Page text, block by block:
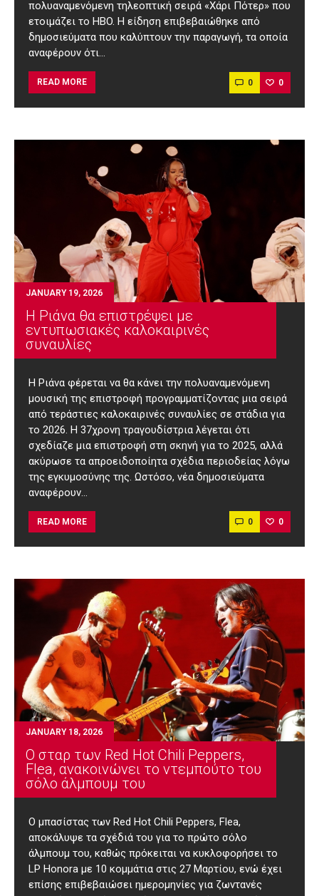
πολυαναμενόμενη τηλεοπτική σειρά «Χάρι Πότερ» που
ετοιμάζει το HBO. Η είδηση επιβεβαιώθηκε από
δημοσιεύματα που καλύπτουν την παραγωγή, τα οποία
αναφέρουν ότι…
READ MORE 0 0
JANUARY 19, 2026
Η Ριάνα θα επιστρέψει με
εντυπωσιακές καλοκαιρινές
συναυλίες
Η Ριάνα φέρεται να θα κάνει την πολυαναμενόμενη
μουσική της επιστροφή προγραμματίζοντας μια σειρά
από τεράστιες καλοκαιρινές συναυλίες σε στάδια για
το 2026. Η 37χρονη τραγουδίστρια λέγεται ότι
σχεδίαζε μια επιστροφή στη σκηνή για το 2025, αλλά
ακύρωσε τα απροειδοποίητα σχέδια περιοδείας λόγω
της εγκυμοσύνης της. Ωστόσο, νέα δημοσιεύματα
αναφέρουν…
READ MORE 0 0
JANUARY 18, 2026
Ο σταρ των Red Hot Chili Peppers,
Flea, ανακοινώνει το ντεμπούτο του
σόλο άλμπουμ του
Ο μπασίστας των Red Hot Chili Peppers, Flea,
αποκάλυψε τα σχέδιά του για το πρώτο σόλο
άλμπουμ του, καθώς πρόκειται να κυκλοφορήσει το
LP Honora με 10 κομμάτια στις 27 Μαρτίου, ενώ έχει
επίσης επιβεβαιώσει ημερομηνίες για ζωντανές